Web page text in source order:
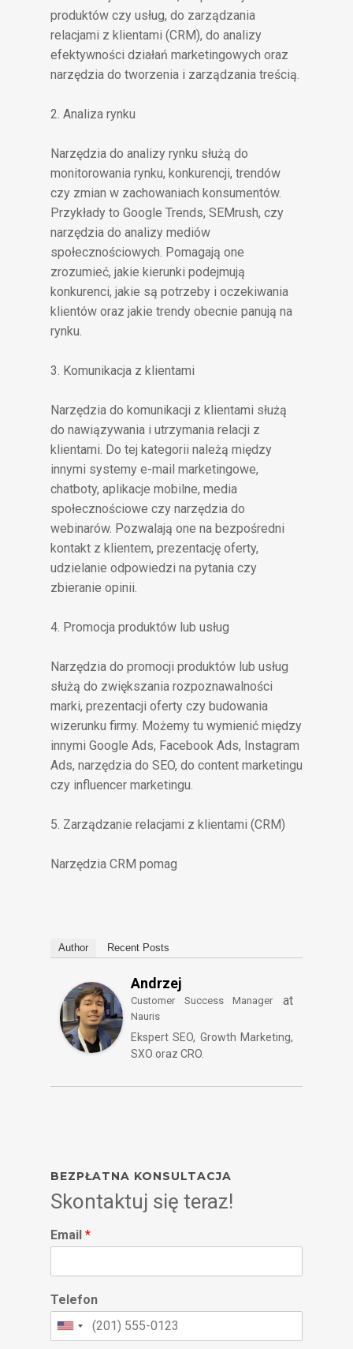
produktów czy usług, do zarządzania
relacjami z klientami (CRM), do analizy
efektywności działań marketingowych oraz
narzędzia do tworzenia i zarządzania treścią.
2. Analiza rynku
Narzędzia do analizy rynku służą do
monitorowania rynku, konkurencji, trendów
czy zmian w zachowaniach konsumentów.
Przykłady to Google Trends, SEMrush, czy
narzędzia do analizy mediów
społecznościowych. Pomagają one
zrozumieć, jakie kierunki podejmują
konkurenci, jakie są potrzeby i oczekiwania
klientów oraz jakie trendy obecnie panują na
rynku.
3. Komunikacja z klientami
Narzędzia do komunikacji z klientami służą
do nawiązywania i utrzymania relacji z
klientami. Do tej kategorii należą między
innymi systemy e-mail marketingowe,
chatboty, aplikacje mobilne, media
społecznościowe czy narzędzia do
webinarów. Pozwalają one na bezpośredni
kontakt z klientem, prezentację oferty,
udzielanie odpowiedzi na pytania czy
zbieranie opinii.
4. Promocja produktów lub usług
Narzędzia do promocji produktów lub usług
służą do zwiększania rozpoznawalności
marki, prezentacji oferty czy budowania
wizerunku firmy. Możemy tu wymienić między
innymi Google Ads, Facebook Ads, Instagram
Ads, narzędzia do SEO, do content marketingu
czy influencer marketingu.
5. Zarządzanie relacjami z klientami (CRM)
Narzędzia CRM pomag
Author Recent Posts
Andrzej
Customer Success Manager at
Nauris
Ekspert SEO, Growth Marketing,
SXO oraz CRO.
BEZPŁATNA KONSULTACJA
Skontaktuj się teraz!
Email *
Telefon